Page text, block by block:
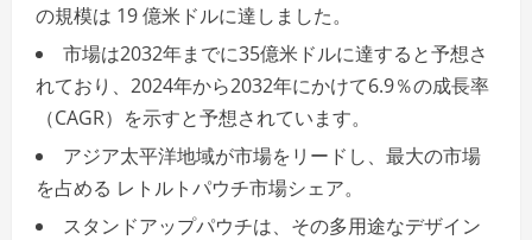
の規模は 19 億米ドルに達しました。
市場は2032年までに35億米ドルに達すると予想さ
れており、2024年から2032年にかけて6.9％の成長率
（CAGR）を示すと予想されています。
アジア太平洋地域が市場をリードし、最大の市場
を占める レトルトパウチ市場シェア。
スタンドアップパウチは、その多用途なデザイン